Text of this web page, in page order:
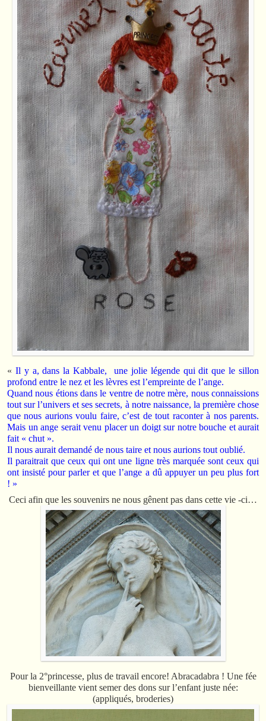
« Il y a, dans la Kabbale, une jolie légende qui dit que le sillon
profond entre le nez et les lèvres est l’empreinte de l’ange.
Quand nous étions dans le ventre de notre mère, nous connaissions
tout sur l’univers et ses secrets, à notre naissance, la première chose
que nous aurions voulu faire, c’est de tout raconter à nos parents.
Mais un ange serait venu placer un doigt sur notre bouche et aurait
fait « chut ».
Il nous aurait demandé de nous taire et nous aurions tout oublié.
Il paraitrait que ceux qui ont une ligne très marquée sont ceux qui
ont insisté pour parler et que l’ange a dû appuyer un peu plus fort
! »
Ceci afin que les souvenirs ne nous gênent pas dans cette vie -ci…
Pour la 2°princesse, plus de travail encore! Abracadabra ! Une fée
bienveillante vient semer des dons sur l’enfant juste née:
(appliqués, broderies)